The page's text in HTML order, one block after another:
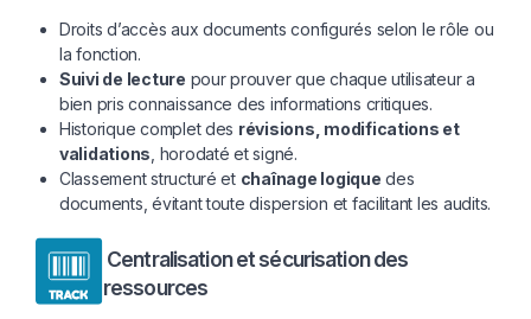
Droits d’accès aux documents configurés selon le rôle ou
la fonction.
Suivi de lecture pour prouver que chaque utilisateur a
bien pris connaissance des informations critiques.
Historique complet des révisions, modifications et
validations , horodaté et signé.
Classement structuré et chaînage logique des
documents, évitant toute dispersion et facilitant les audits.
Centralisation et sécurisation des
ressources